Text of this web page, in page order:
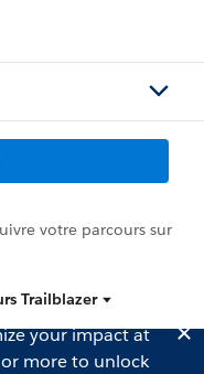
votre parcours sur
Trailblazer
your impact at
more to unlock